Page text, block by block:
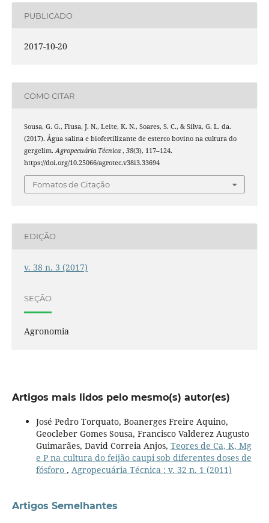
PUBLICADO
2017-10-20
COMO CITAR
Sousa, G. G., Fiusa, J. N., Leite, K. N., Soares, S. C., & Silva, G. L. da.
(2017). Água salina e biofertilizante de esterco bovino na cultura do
gergelim.Agropecuária Técnica , 38(3), 117–124.
https://doi.org/10.25066/agrotec.v38i3.33694
Fomatos de Citação
EDIÇÃO
v. 38 n. 3 (2017)
SEÇÃO
Agronomia
Artigos mais lidos pelo mesmo(s) autor(es)
José Pedro Torquato, Boanerges Freire Aquino,
Geocleber Gomes Sousa, Francisco Valderez Augusto
Guimarães, David Correia Anjos, Teores de Ca, K, Mg
e P na cultura do feijão caupi sob diferentes doses de
fósforo , Agropecuária Técnica : v. 32 n. 1 (2011)
Artigos Semelhantes